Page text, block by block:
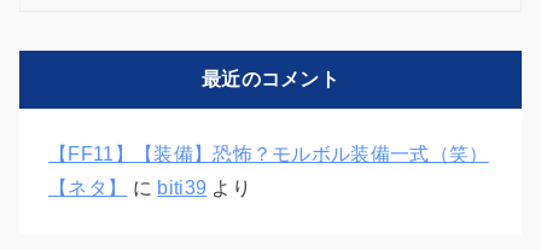
最近のコメント
【FF11】【装備】恐怖？モルボル装備一式（笑）
【ネタ】
に biti39 より